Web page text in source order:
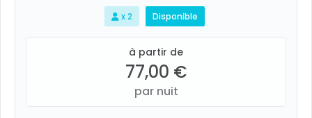
x 2 Disponible
à partir de
77,00 €
par nuit